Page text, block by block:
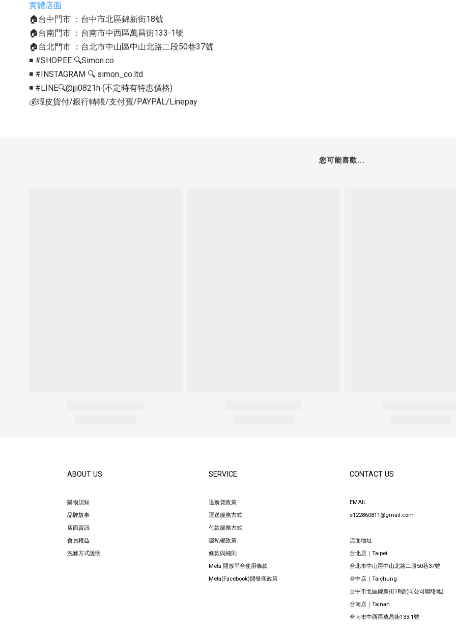
實體店面
🏠台中門市 ：台中市北區錦新街18號
🏠台南門市 ：台南市中西區萬昌街133-1號
🏠台北門市 ：台北市中山區中山北路二段50巷37號
◾️ #SHOPEE 🔍Simon.co
◾️ #INSTAGRAM 🔍 simon_co.ltd
◾️ #LINE🔍@jji0821h (不定時有特惠價格)
💰蝦皮貨付/銀行轉帳/支付寶/PAYPAL/Linepay
您可能喜歡...
ABOUT US
購物須知
品牌故事
店面資訊
會員權益
洗滌方式說明
SERVICE
退換貨政策
運送服務方式
付款服務方式
隱私權政策
條款與細則
Meta 開放平台使用條款
Meta(Facebook)開發商政策
CONTACT US
EMAIL
s122860811@gmail.com
店面地址
台北店｜Taipei
台北市中山區中山北路二段50巷37號
台中店｜Taichung
台中市北區錦新街18號(同公司聯络地)
台南店｜Tainan
台南市中西區萬昌街133-1號